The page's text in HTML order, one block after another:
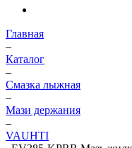
Главная
–
Каталог
–
Смазка лыжная
–
Мази держания
–
VAUHTI